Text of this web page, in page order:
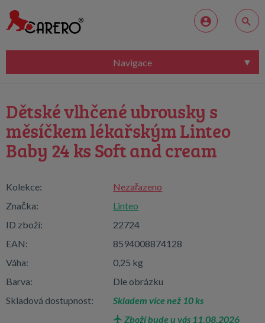
Navigace
Dětské vlhčené ubrousky s
měsíčkem lékařským Linteo
Baby 24 ks Soft and cream
Kolekce:
Nezařazeno
Značka:
Linteo
ID zboží:
22724
EAN:
8594008874128
Váha:
0,25 kg
Barva:
Dle obrázku
Skladová dostupnost:
Skladem více než 10 ks
Zboží bude u vás 11.08.2026